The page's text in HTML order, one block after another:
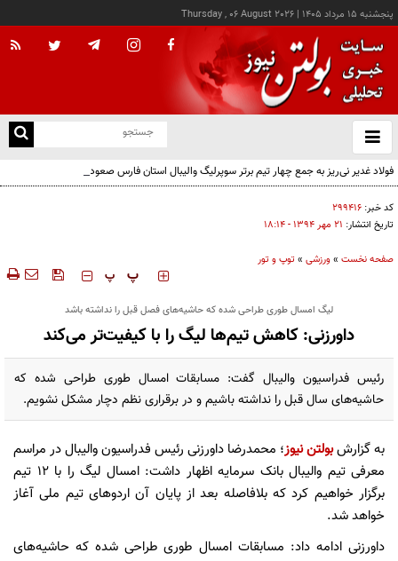
پنجشنبه ۱۵ مرداد ۱۴۰۵ |
Thursday , 06 August 2026
باز
و
فولاد غدیر نی‌ریز به جمع چهار تیم برتر سوپرلیگ والیبال استان فارس صعود کرد
کد خبر: ۲۹۹۴۱۶
تاریخ انتشار: ۲۱ مهر ۱۳۹۴ - ۱۸:۱۴
صفحه نخست »ورزشی »توپ و تور
‍‍‍ پ پ
لیگ امسال طوری طراحی شده که حاشیه‌های فصل قبل را نداشته باشد
داورزنی: کاهش تیم‌ها لیگ را با کیفیت‌تر می‌کند
رئیس فدراسیون والیبال گفت: مسابقات امسال طوری طراحی شده که
حاشیه‌های سال قبل را نداشته باشیم و در برقراری نظم دچار مشکل نشویم.
به گزارشبولتن نیوز؛ محمدرضا داورزنی رئیس فدراسیون والیبال در مراسم
معرفی تیم والیبال بانک سرمایه اظهار داشت: امسال لیگ را با 12 تیم
برگزار خواهیم کرد که بلافاصله بعد از پایان آن اردوهای تیم ملی آغاز
خواهد شد.
داورزنی ادامه داد: مسابقات امسال طوری طراحی شده که حاشیه‌های